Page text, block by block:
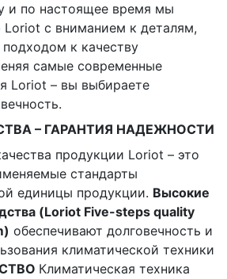
и по настоящее время мы
с вниманием к деталям,
к качеству
самые современные
Loriot – вы выбираете
– ГАРАНТИЯ НАДЕЖНОСТИ
продукции Loriot – это
стандарты
единицы продукции. Высокие
(Loriot Five-steps quality
обеспечивают долговечность и
климатической техники
Климатическая техника